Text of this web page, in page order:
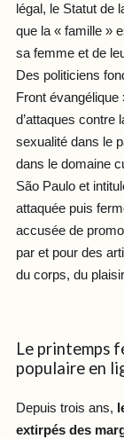
légal, le Statut de
que la « famille »
sa femme et de
Des politiciens
Front
d’attaques contre
sexualité dans le
dans le domaine
São Paulo et
attaquée puis
accusée de
par et pour des
du corps, du
Le printemps
populaire en
Depuis trois ans,
extirpés des